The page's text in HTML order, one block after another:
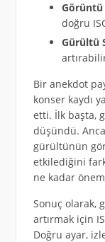
Görüntü
doğru
Gürültü
Bir anekdot
konser kaydı
etti. İlk başta,
düşündü.
gürültünün
etkilediğini
ne kadar
Sonuç olarak,
artırmak için
Doğru ayar,